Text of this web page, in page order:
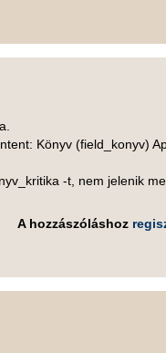
Könyv (field_konyv)
-t, nem jelenik
A hozzászóláshoz